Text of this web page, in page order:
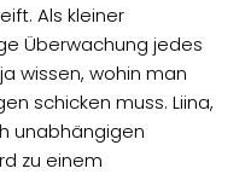
Als kleiner
Überwachung jedes
wissen, wohin man
schicken muss. Liina,
unabhängigen
zu einem